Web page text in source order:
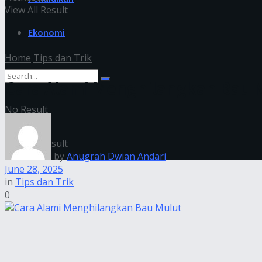
Ekonomi
No Result
View All Result
View All Result
Home Tips dan Trik
Cara Alami Menghilangkan Bau
byAnugrah Dwian Andari
June 28, 2025
in Tips dan Trik
0